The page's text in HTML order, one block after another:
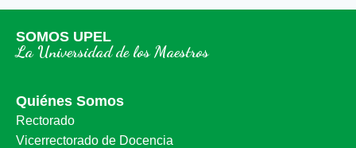
SOMOS UPEL
La Universidad de los Maestros
Quiénes Somos
Rectorado
Vicerrectorado de Docencia